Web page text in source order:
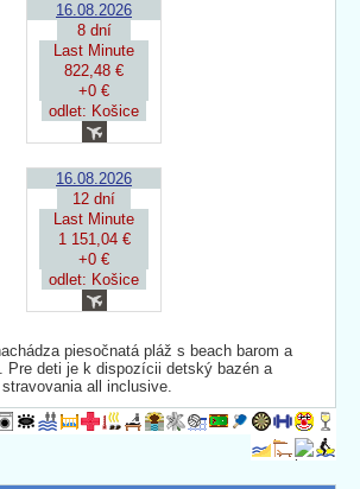
16.08.2026
8 dní
Last Minute
822,48 €
+0 €
odlet: Košice
16.08.2026
12 dní
Last Minute
1 151,04 €
+0 €
odlet: Košice
piesočnatá pláž s beach barom a
Pre deti je k dispozícii detský bazén a
all inclusive.